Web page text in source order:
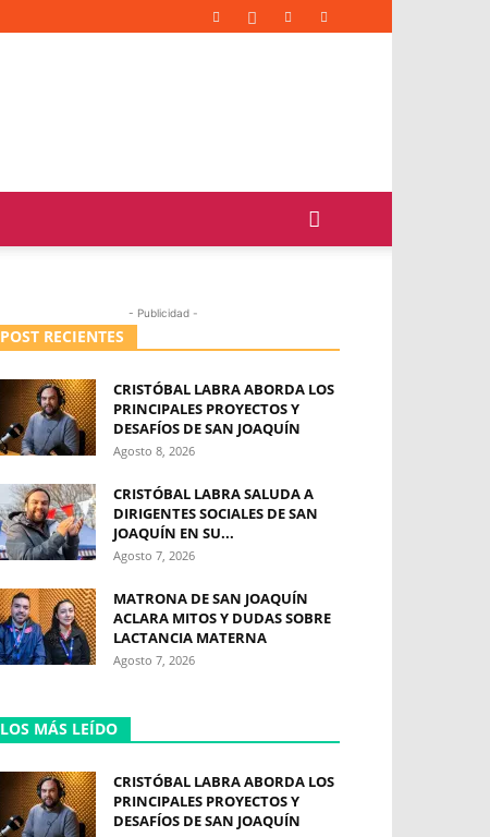
- Publicidad -
POST RECIENTES
CRISTÓBAL LABRA ABORDA LOS
PRINCIPALES PROYECTOS Y
DESAFÍOS DE SAN JOAQUÍN
Agosto 8, 2026
CRISTÓBAL LABRA SALUDA A
DIRIGENTES SOCIALES DE SAN
JOAQUÍN EN SU...
Agosto 7, 2026
MATRONA DE SAN JOAQUÍN
ACLARA MITOS Y DUDAS SOBRE
LACTANCIA MATERNA
Agosto 7, 2026
LOS MÁS LEÍDO
CRISTÓBAL LABRA ABORDA LOS
PRINCIPALES PROYECTOS Y
DESAFÍOS DE SAN JOAQUÍN